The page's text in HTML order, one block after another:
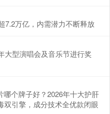
7.2万亿，内需潜力不断释放
大型演唱会及音乐节进行奖
个牌子好？2026年十大护肝
双引擎，成分技术全优款闭眼